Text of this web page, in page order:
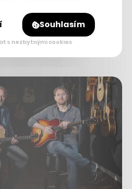
Souhlasím
s nezbytnými cookies